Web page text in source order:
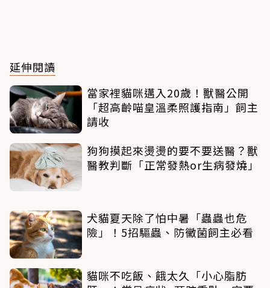
延伸閱讀
當家裡貓咪邁入20歲！獸醫公開
「超高齡喵皇溫柔照護指南」飼主
請收
狗狗摸起來燙燙的要不要送醫？獸
醫教判斷「正常發熱or生病發燒」
犬貓夏天除了怕中暑「蟲蟲也危
險」！5招驅蟲、防黴菌飼主必看
貓咪不吃飯、餓太久「小心脂肪